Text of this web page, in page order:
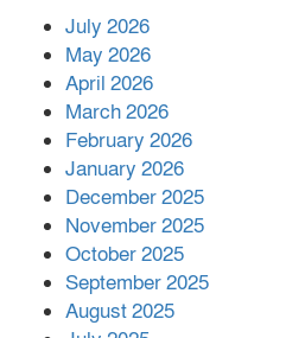
পর ফোন
July 2026
May 2026
April 2026
March 2026
February 2026
January 2026
December 2025
November 2025
October 2025
September 2025
August 2025